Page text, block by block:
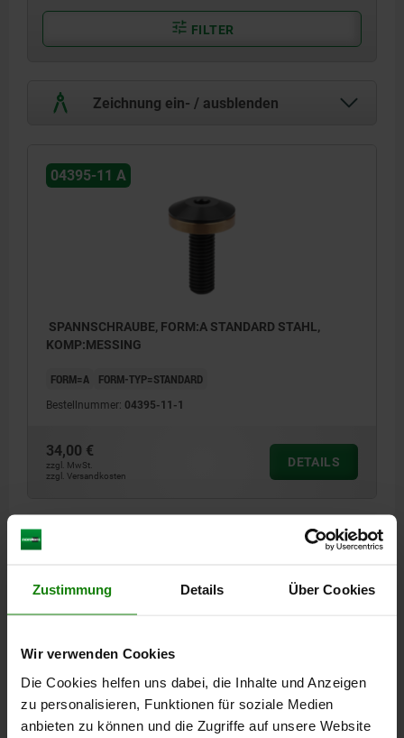
Zustimmung Details Über Cookies
Wir verwenden Cookies
Die Cookies helfen uns dabei, die Inhalte und Anzeigen
zu personalisieren, Funktionen für soziale Medien
anbieten zu können und die Zugriffe auf unsere Website
FILTER
Zeichnung ein- / ausblenden
04395-11 A
SPANNSCHRAUBE, FORM:A STANDARD STAHL,
KOMP:MESSING
FORM=A FORM-TYP=STANDARD
Bestellnummer: 04395-11-1
34,00 €
zzgl. MwSt.
zzgl. Versandkosten
DETAILS
DETAILS
CAD
DOWNLOADS
Andere Kunden kauften auch